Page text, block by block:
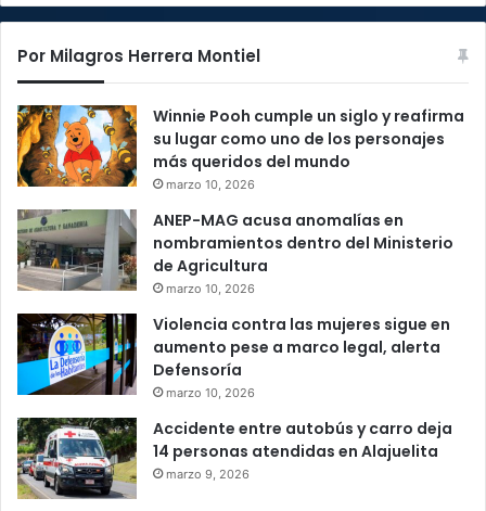
Por Milagros Herrera Montiel
Winnie Pooh cumple un siglo y reafirma
su lugar como uno de los personajes
más queridos del mundo
marzo 10, 2026
ANEP-MAG acusa anomalías en
nombramientos dentro del Ministerio
de Agricultura
marzo 10, 2026
Violencia contra las mujeres sigue en
aumento pese a marco legal, alerta
Defensoría
marzo 10, 2026
Accidente entre autobús y carro deja
14 personas atendidas en Alajuelita
marzo 9, 2026